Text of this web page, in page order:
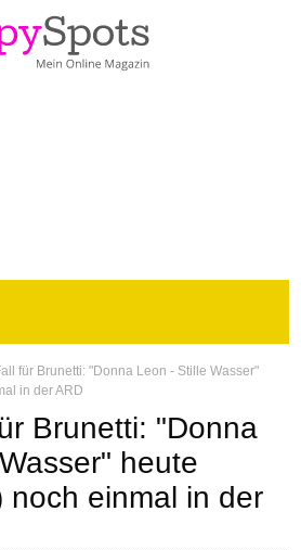
für Brunetti: "Donna Leon - Stille Wasser"
in der ARD
Brunetti: "Donna
heute
noch einmal in der